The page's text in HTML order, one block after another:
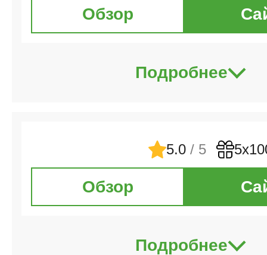
Обзор
Подробнее
5.0 / 5
Обзор
Подробнее